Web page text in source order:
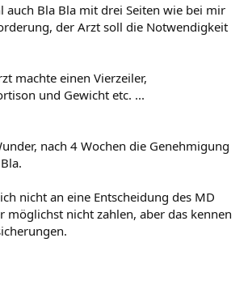
Bla Bla mit drei Seiten wie bei mir
der Arzt soll die Notwendigkeit
machte einen Vierzeiler,
und Gewicht etc. ...
nach 4 Wochen die Genehmigung
nicht an eine Entscheidung des MD
möglichst nicht zahlen, aber das kennen